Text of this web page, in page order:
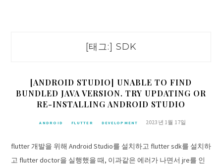
[태그:] SDK
[ANDROID STUDIO] UNABLE TO FIND
BUNDLED JAVA VERSION. TRY UPDATING OR
RE-INSTALLING ANDROID STUDIO
ANDROID FLUTTER DEVELOPMENT 2023년 1월 17일
flutter 개발을 위해 Android Studio를 설치하고 flutter sdk를 설치하
고 flutter doctor을 실행했을 때, 이과같은 에러가 나면서 jre를 인